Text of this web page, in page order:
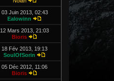
03 Juin 2013, 02:43
Ealowinn
12 Mars 2013, 21:03
Bioris
18 Fév 2013, 19:13
SoulOfSorin
05 Déc 2012, 11:06
Bioris